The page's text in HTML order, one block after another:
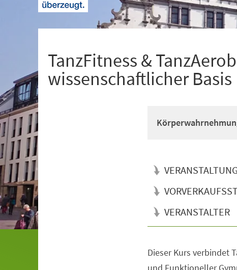
TanzFitness &
wissenschaftlicher Basis
VERANSTALTER
Dieser Kurs verbindet